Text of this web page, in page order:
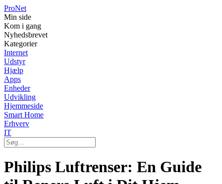
ProNet
Min side
Kom i gang
Nyhedsbrevet
Kategorier
Internet
Udstyr
Hjælp
Apps
Enheder
Udvikling
Hjemmeside
Smart Home
Erhverv
IT
Philips Luftrenser: En Guide